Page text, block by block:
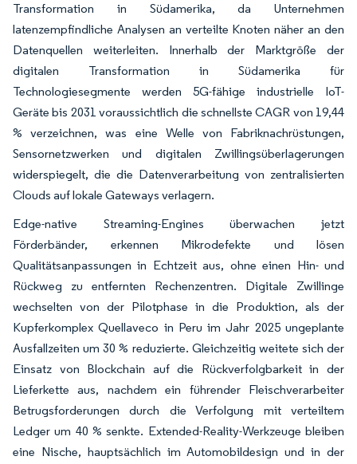
Transformation in Südamerika, da Unternehmen
latenzempfindliche Analysen an verteilte Knoten näher an den
Datenquellen weiterleiten. Innerhalb der Marktgröße der
digitalen Transformation in Südamerika für
Technologiesegmente werden 5G-fähige industrielle IoT-
Geräte bis 2031 voraussichtlich die schnellste CAGR von 19,44
% verzeichnen, was eine Welle von Fabriknachrüstungen,
Sensornetzwerken und digitalen Zwillingsüberlagerungen
widerspiegelt, die die Datenverarbeitung von zentralisierten
Clouds auf lokale Gateways verlagern.
Edge-native Streaming-Engines überwachen jetzt
Förderbänder, erkennen Mikrodefekte und lösen
Qualitätsanpassungen in Echtzeit aus, ohne einen Hin- und
Rückweg zu entfernten Rechenzentren. Digitale Zwillinge
wechselten von der Pilotphase in die Produktion, als der
Kupferkomplex Quellaveco in Peru im Jahr 2025 ungeplante
Ausfallzeiten um 30 % reduzierte. Gleichzeitig weitete sich der
Einsatz von Blockchain auf die Rückverfolgbarkeit in der
Lieferkette aus, nachdem ein führender Fleischverarbeiter
Betrugsforderungen durch die Verfolgung mit verteiltem
Ledger um 40 % senkte. Extended-Reality-Werkzeuge bleiben
eine Nische, hauptsächlich im Automobildesign und in der